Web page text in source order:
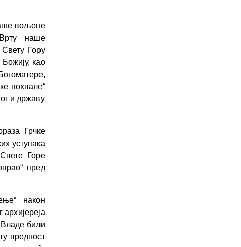
вољене
наше
Гору
као
похвале“
и државу
Грчке
уступака
Горе
пред
након
Владе били
вредност